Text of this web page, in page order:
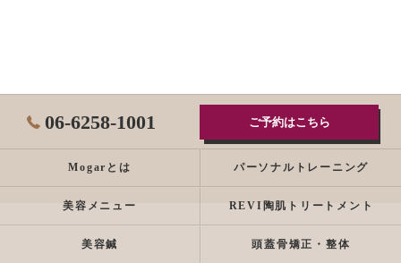
06-6258-1001 ご予約はこちら
Mogarとは パーソナルトレーニング
美容メニュー REVI陶肌トリートメント
美容鍼 頭蓋骨矯正・整体